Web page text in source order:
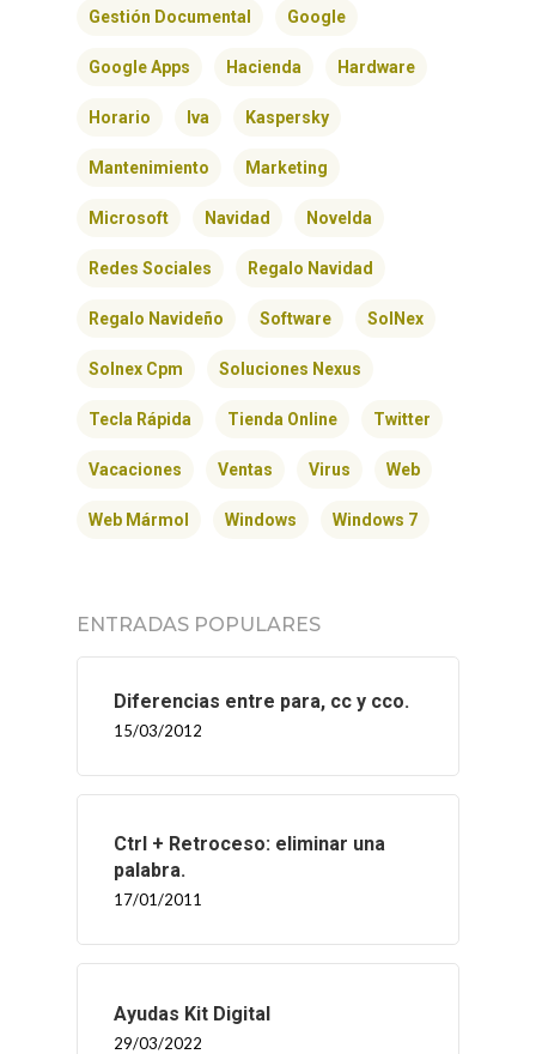
Gestión Documental Google
Google Apps Hacienda Hardware
Horario Iva Kaspersky
Mantenimiento Marketing
Microsoft Navidad Novelda
Redes Sociales Regalo Navidad
Regalo Navideño Software SolNex
Solnex Cpm Soluciones Nexus
Tecla Rápida Tienda Online Twitter
Vacaciones Ventas Virus Web
Web Mármol Windows Windows 7
ENTRADAS POPULARES
Diferencias entre para, cc y cco.
15/03/2012
Ctrl + Retroceso: eliminar una
palabra.
17/01/2011
Ayudas Kit Digital
29/03/2022